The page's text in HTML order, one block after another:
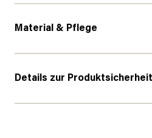
Material & Pflege
Details zur Produktsicherheit